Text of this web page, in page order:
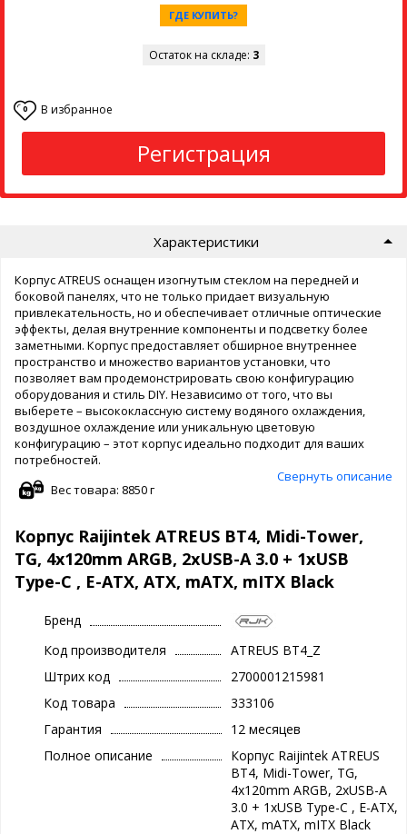
ГДЕ КУПИТЬ?
Остаток на складе: 3
0 В избранное
Регистрация
Характеристики
Корпус ATREUS оснащен изогнутым стеклом на передней и
боковой панелях, что не только придает визуальную
привлекательность, но и обеспечивает отличные оптические
эффекты, делая внутренние компоненты и подсветку более
заметными. Корпус предоставляет обширное внутреннее
пространство и множество вариантов установки, что
позволяет вам продемонстрировать свою конфигурацию
оборудования и стиль DIY. Независимо от того, что вы
выберете – высококлассную систему водяного охлаждения,
воздушное охлаждение или уникальную цветовую
конфигурацию – этот корпус идеально подходит для ваших
потребностей.
Свернуть описание
Вес товара: 8850 г
Корпус Raijintek ATREUS BT4, Midi-Tower,
TG, 4x120mm ARGB, 2xUSB-A 3.0 + 1xUSB
Type-C , E-ATX, ATX, mATX, mITX Black
Бренд
Код производителя
ATREUS BT4_Z
Штрих код
2700001215981
Код товара
333106
Гарантия
12 месяцев
Полное описание
Корпус Raijintek ATREUS
BT4, Midi-Tower, TG,
4x120mm ARGB, 2xUSB-A
3.0 + 1xUSB Type-C , E-ATX,
ATX, mATX, mITX Black